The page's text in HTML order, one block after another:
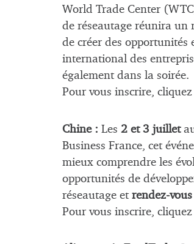
World Trade Center
de réseautage réunira un
de créer des opportunités
international des
également dans la soirée.
Pour vous inscrire, cliquez
Chine : Les 2 et 3 juillet
Business France, cet
mieux comprendre les
opportunités de
réseautage et rendez-
Pour vous inscrire, cliquez